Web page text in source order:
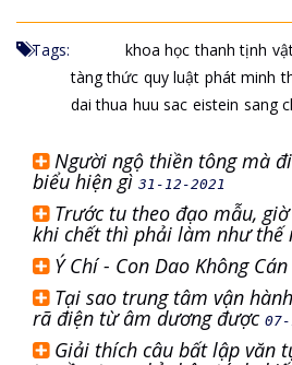
Tags: khoa học thanh tịnh
tàng thức quy luật phát minh
dai thua huu sac eistein sang
Người ngộ thiền tông mà
biểu hiện gì 31-12-2021
Trước tu theo đạo mẫu,
khi chết thì phải làm như thế
Ý Chí - Con Dao Không Cán
Tại sao trung tâm vận
rã điện từ âm dương được 07-
Giải thích câu bất lập văn